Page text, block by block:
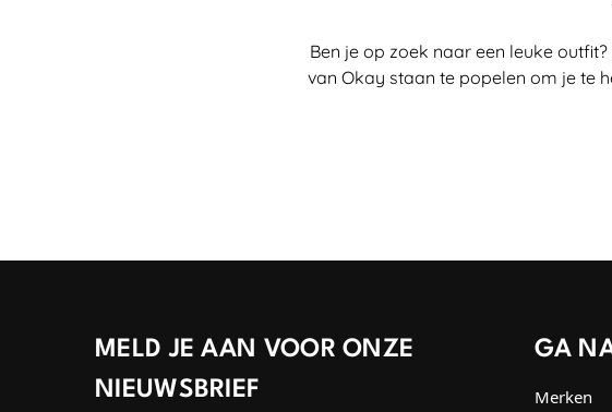
Ben je op zoek naar een leuke
van Okay staan te popelen om je te
MELD JE AAN VOOR ONZE
NIEUWSBRIEF
GA
Merken